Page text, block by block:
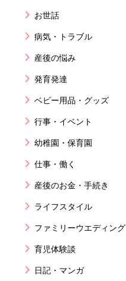
お世話
病気・トラブル
産後の悩み
発育発達
ベビー用品・グッズ
行事・イベント
幼稚園・保育園
仕事・働く
産後のお金・手続き
ライフスタイル
ファミリーウエディング
育児体験談
日記・マンガ